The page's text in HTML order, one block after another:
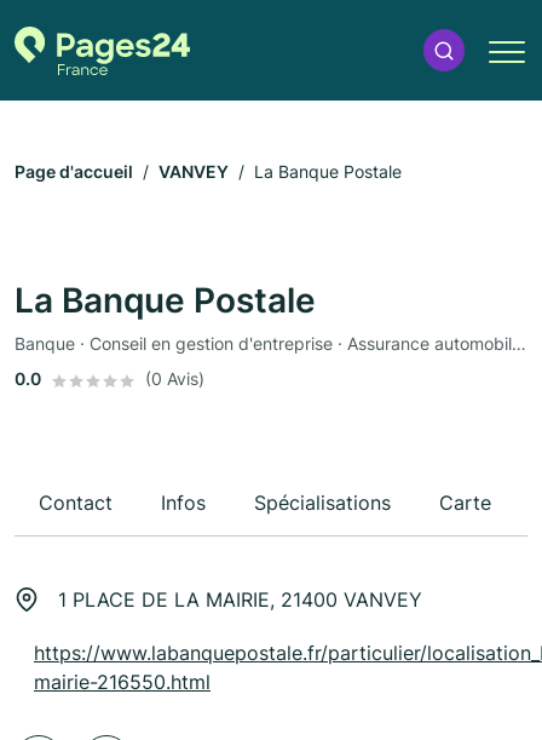
Page d'accueil VANVEY La Banque Postale
La Banque Postale
Banque · Conseil en gestion d'entreprise · Assurance automobile · Assurance
0.0
(0 Avis)
Contact Infos Spécialisations Carte
1 PLACE DE LA MAIRIE, 21400 VANVEY
https://www.labanquepostale.fr/particulier/
mairie-216550.html